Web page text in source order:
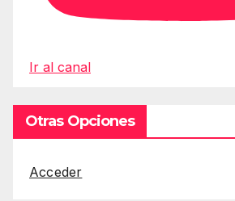
Ir al canal
Otras Opciones
Acceder